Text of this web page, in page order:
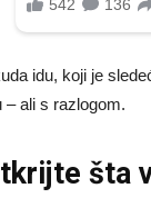
idu, koji je
– ali s razlogom.
šta